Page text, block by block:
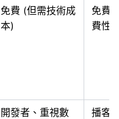
免費 (但需技術成
本)
免費
費性
開發者、重視數
播客